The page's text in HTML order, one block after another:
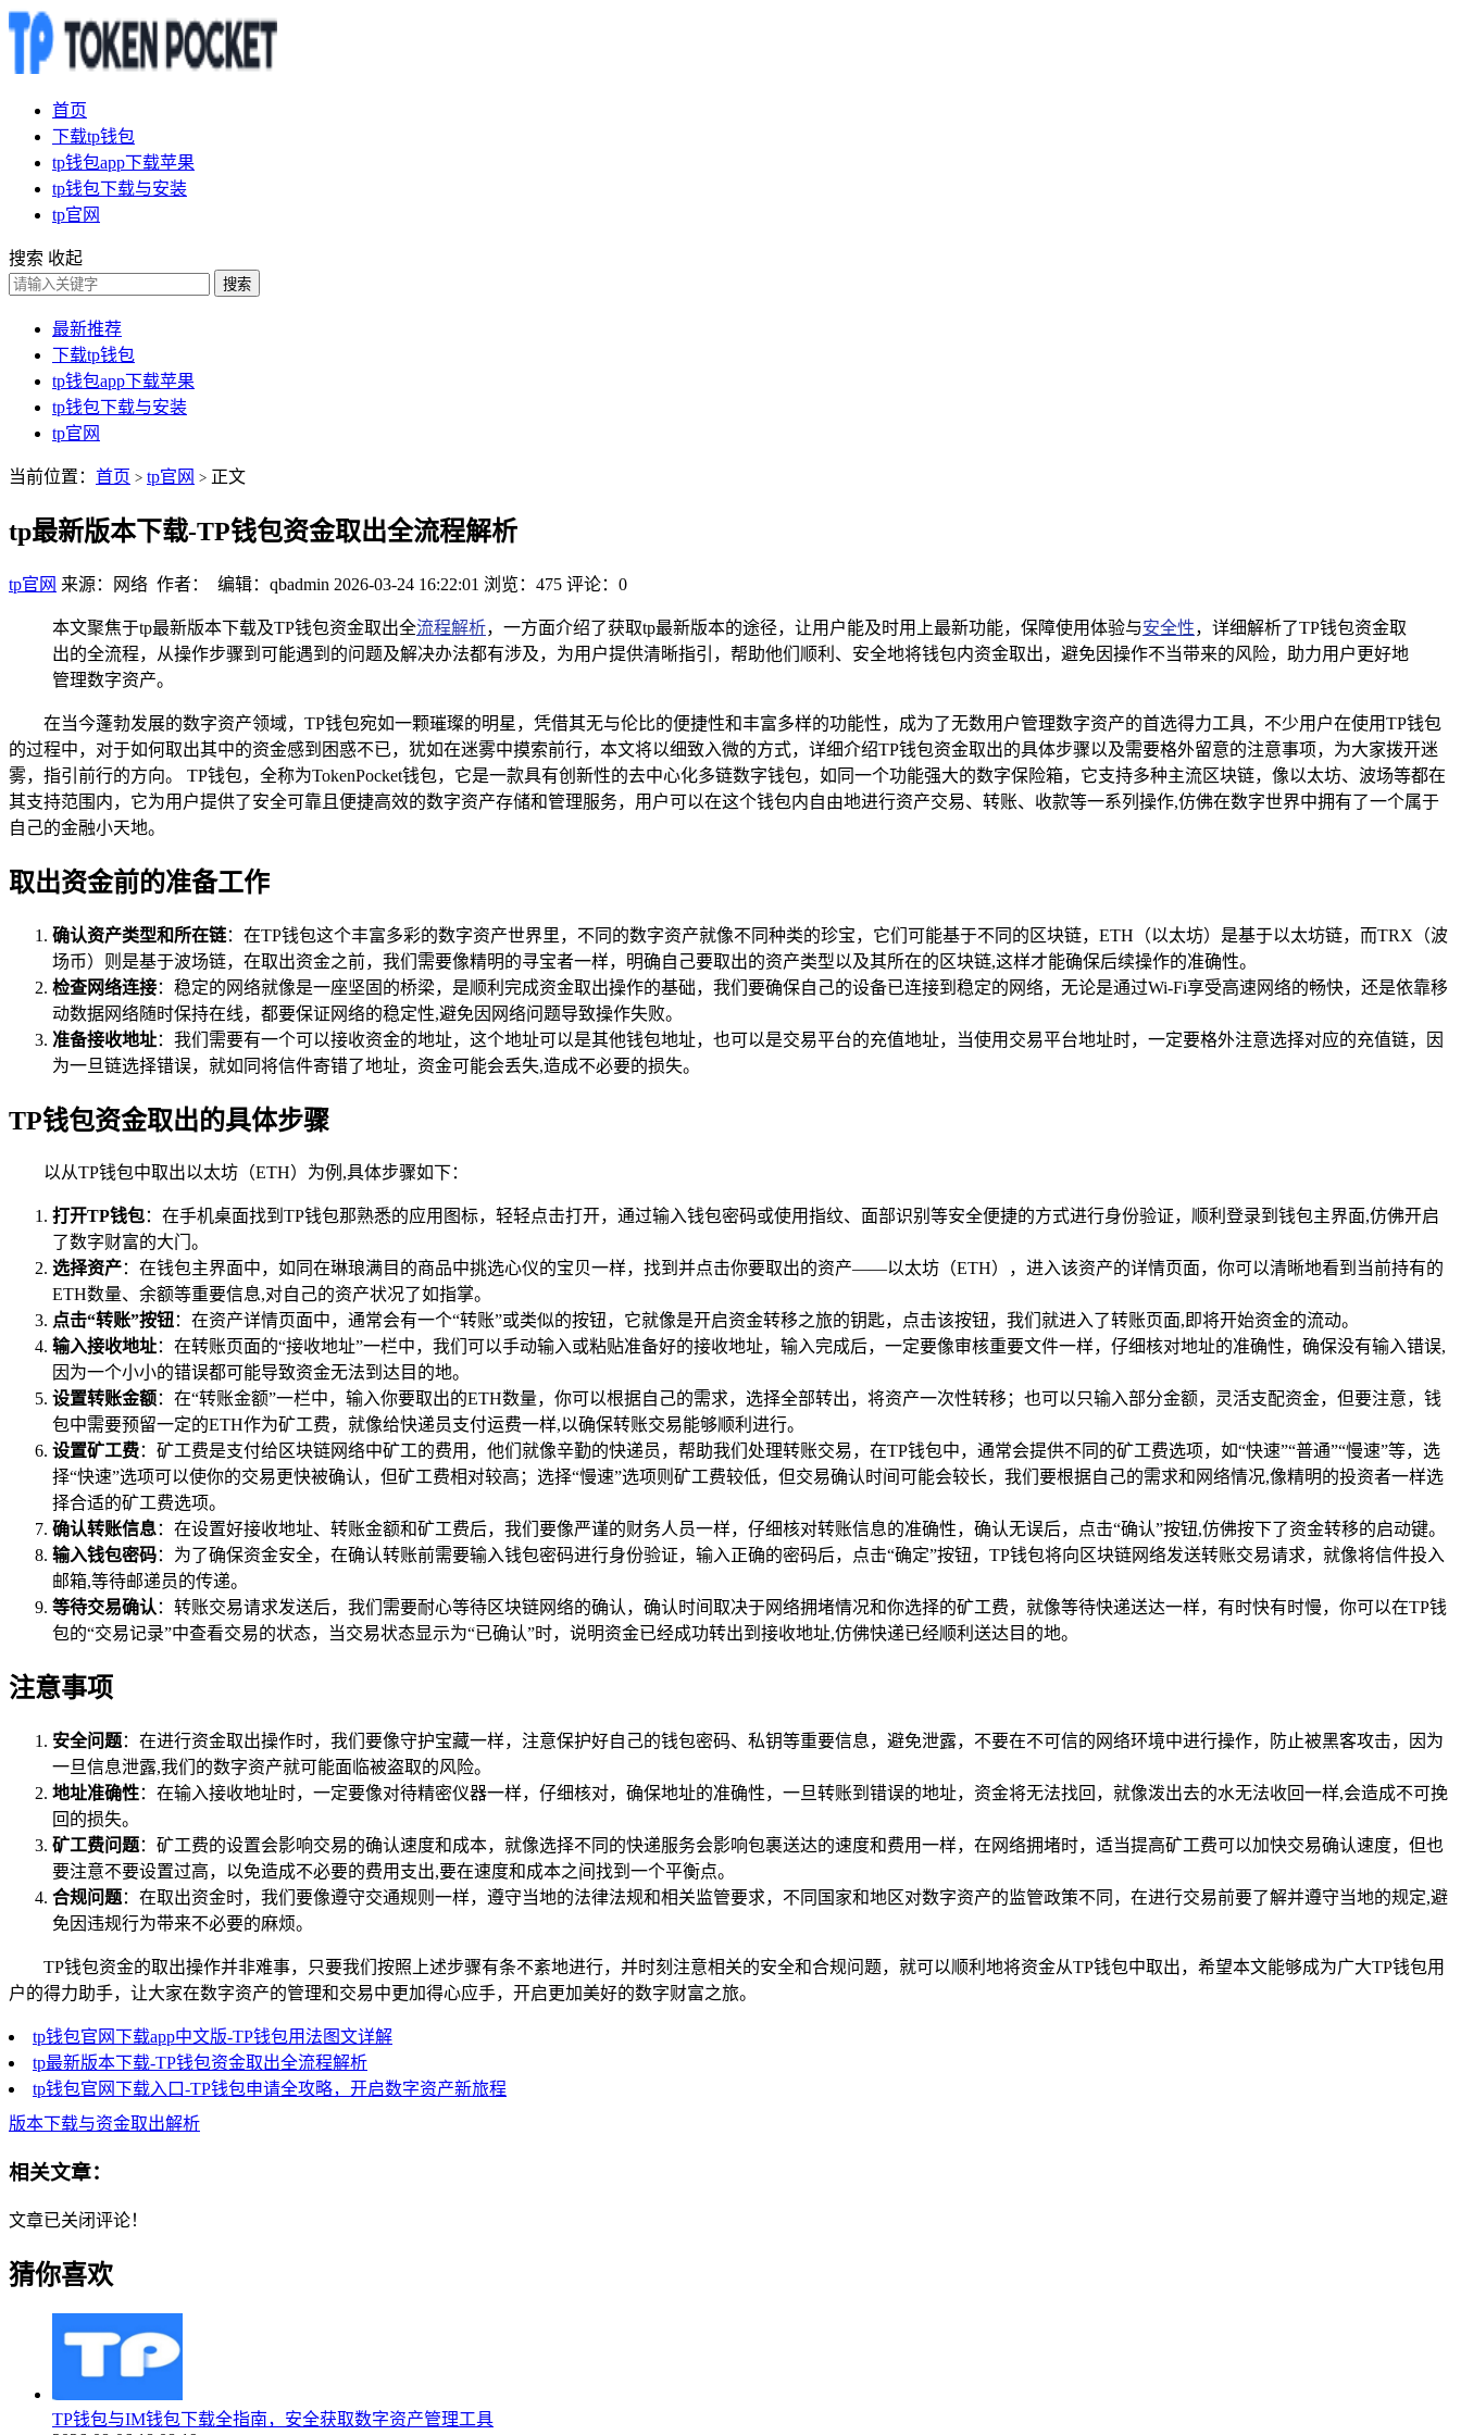
首页
下载tp钱包
tp钱包app下载苹果
tp钱包下载与安装
tp官网
搜索 收起
搜索
最新推荐
下载tp钱包
tp钱包app下载苹果
tp钱包下载与安装
tp官网
当前位置： 首页 > tp官网 > 正文
tp最新版本下载-TP钱包资金取出全流程解析
tp官网 来源：网络 作者： 编辑：qbadmin 2026-03-24 16:22:01 浏览：475 评论：0
本文聚焦于tp最新版本下载及TP钱包资金取出全流程解析，一方面介绍了获取tp最新版本的途径，让用户能及时用上最新功能，保障使用体验与安全性，详细解析了TP钱包资金取
出的全流程，从操作步骤到可能遇到的问题及解决办法都有涉及，为用户提供清晰指引，帮助他们顺利、安全地将钱包内资金取出，避免因操作不当带来的风险，助力用户更好地
管理数字资产。
在当今蓬勃发展的数字资产领域，TP钱包宛如一颗璀璨的明星，凭借其无与伦比的便捷性和丰富多样的功能性，成为了无数用户管理数字资产的首选得力工具，不少用户在使用TP钱包
的过程中，对于如何取出其中的资金感到困惑不已，犹如在迷雾中摸索前行，本文将以细致入微的方式，详细介绍TP钱包资金取出的具体步骤以及需要格外留意的注意事项，为大家拨开迷
雾，指引前行的方向。 TP钱包，全称为TokenPocket钱包，它是一款具有创新性的去中心化多链数字钱包，如同一个功能强大的数字保险箱，它支持多种主流区块链，像以太坊、波场等都在
其支持范围内，它为用户提供了安全可靠且便捷高效的数字资产存储和管理服务，用户可以在这个钱包内自由地进行资产交易、转账、收款等一系列操作,仿佛在数字世界中拥有了一个属于
自己的金融小天地。
取出资金前的准备工作
确认资产类型和所在链：在TP钱包这个丰富多彩的数字资产世界里，不同的数字资产就像不同种类的珍宝，它们可能基于不同的区块链，ETH（以太坊）是基于以太坊链，而TRX（波
场币）则是基于波场链，在取出资金之前，我们需要像精明的寻宝者一样，明确自己要取出的资产类型以及其所在的区块链,这样才能确保后续操作的准确性。
检查网络连接：稳定的网络就像是一座坚固的桥梁，是顺利完成资金取出操作的基础，我们要确保自己的设备已连接到稳定的网络，无论是通过Wi-Fi享受高速网络的畅快，还是依靠移
动数据网络随时保持在线，都要保证网络的稳定性,避免因网络问题导致操作失败。
准备接收地址：我们需要有一个可以接收资金的地址，这个地址可以是其他钱包地址，也可以是交易平台的充值地址，当使用交易平台地址时，一定要格外注意选择对应的充值链，因
为一旦链选择错误，就如同将信件寄错了地址，资金可能会丢失,造成不必要的损失。
TP钱包资金取出的具体步骤
以从TP钱包中取出以太坊（ETH）为例,具体步骤如下：
打开TP钱包：在手机桌面找到TP钱包那熟悉的应用图标，轻轻点击打开，通过输入钱包密码或使用指纹、面部识别等安全便捷的方式进行身份验证，顺利登录到钱包主界面,仿佛开启
了数字财富的大门。
选择资产：在钱包主界面中，如同在琳琅满目的商品中挑选心仪的宝贝一样，找到并点击你要取出的资产——以太坊（ETH），进入该资产的详情页面，你可以清晰地看到当前持有的
ETH数量、余额等重要信息,对自己的资产状况了如指掌。
点击“转账”按钮：在资产详情页面中，通常会有一个“转账”或类似的按钮，它就像是开启资金转移之旅的钥匙，点击该按钮，我们就进入了转账页面,即将开始资金的流动。
输入接收地址：在转账页面的“接收地址”一栏中，我们可以手动输入或粘贴准备好的接收地址，输入完成后，一定要像审核重要文件一样，仔细核对地址的准确性，确保没有输入错误,
因为一个小小的错误都可能导致资金无法到达目的地。
设置转账金额：在“转账金额”一栏中，输入你要取出的ETH数量，你可以根据自己的需求，选择全部转出，将资产一次性转移；也可以只输入部分金额，灵活支配资金，但要注意，钱
包中需要预留一定的ETH作为矿工费，就像给快递员支付运费一样,以确保转账交易能够顺利进行。
设置矿工费：矿工费是支付给区块链网络中矿工的费用，他们就像辛勤的快递员，帮助我们处理转账交易，在TP钱包中，通常会提供不同的矿工费选项，如“快速”“普通”“慢速”等，选
择“快速”选项可以使你的交易更快被确认，但矿工费相对较高；选择“慢速”选项则矿工费较低，但交易确认时间可能会较长，我们要根据自己的需求和网络情况,像精明的投资者一样选
择合适的矿工费选项。
确认转账信息：在设置好接收地址、转账金额和矿工费后，我们要像严谨的财务人员一样，仔细核对转账信息的准确性，确认无误后，点击“确认”按钮,仿佛按下了资金转移的启动键。
输入钱包密码：为了确保资金安全，在确认转账前需要输入钱包密码进行身份验证，输入正确的密码后，点击“确定”按钮，TP钱包将向区块链网络发送转账交易请求，就像将信件投入
邮箱,等待邮递员的传递。
等待交易确认：转账交易请求发送后，我们需要耐心等待区块链网络的确认，确认时间取决于网络拥堵情况和你选择的矿工费，就像等待快递送达一样，有时快有时慢，你可以在TP钱
包的“交易记录”中查看交易的状态，当交易状态显示为“已确认”时，说明资金已经成功转出到接收地址,仿佛快递已经顺利送达目的地。
注意事项
安全问题：在进行资金取出操作时，我们要像守护宝藏一样，注意保护好自己的钱包密码、私钥等重要信息，避免泄露，不要在不可信的网络环境中进行操作，防止被黑客攻击，因为
一旦信息泄露,我们的数字资产就可能面临被盗取的风险。
地址准确性：在输入接收地址时，一定要像对待精密仪器一样，仔细核对，确保地址的准确性，一旦转账到错误的地址，资金将无法找回，就像泼出去的水无法收回一样,会造成不可挽
回的损失。
矿工费问题：矿工费的设置会影响交易的确认速度和成本，就像选择不同的快递服务会影响包裹送达的速度和费用一样，在网络拥堵时，适当提高矿工费可以加快交易确认速度，但也
要注意不要设置过高，以免造成不必要的费用支出,要在速度和成本之间找到一个平衡点。
合规问题：在取出资金时，我们要像遵守交通规则一样，遵守当地的法律法规和相关监管要求，不同国家和地区对数字资产的监管政策不同，在进行交易前要了解并遵守当地的规定,避
免因违规行为带来不必要的麻烦。
TP钱包资金的取出操作并非难事，只要我们按照上述步骤有条不紊地进行，并时刻注意相关的安全和合规问题，就可以顺利地将资金从TP钱包中取出，希望本文能够成为广大TP钱包用
户的得力助手，让大家在数字资产的管理和交易中更加得心应手，开启更加美好的数字财富之旅。
tp钱包官网下载app中文版-TP钱包用法图文详解
tp最新版本下载-TP钱包资金取出全流程解析
tp钱包官网下载入口-TP钱包申请全攻略，开启数字资产新旅程
版本下载与资金取出解析
相关文章：
文章已关闭评论！
猜你喜欢
TP钱包与IM钱包下载全指南，安全获取数字资产管理工具